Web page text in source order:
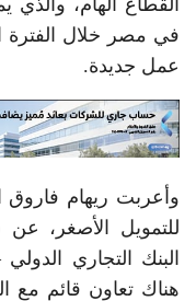
القطاع الهام، والذي
في مصر خلال الفترة
عمل جديدة.
وأعربت ريهام فاروق
للتمويل الأصغر، عن
البنك التجاري
هناك تعاون قائم مع